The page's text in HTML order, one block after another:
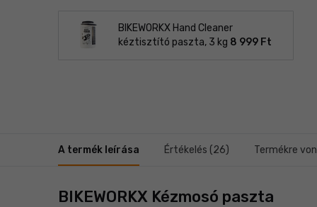
BIKEWORKX Hand Cleaner
kéztisztító paszta, 3 kg 8 999 Ft
A termék leírása Értékelés (26) Termékre
BIKEWORKX Kézmosó paszta